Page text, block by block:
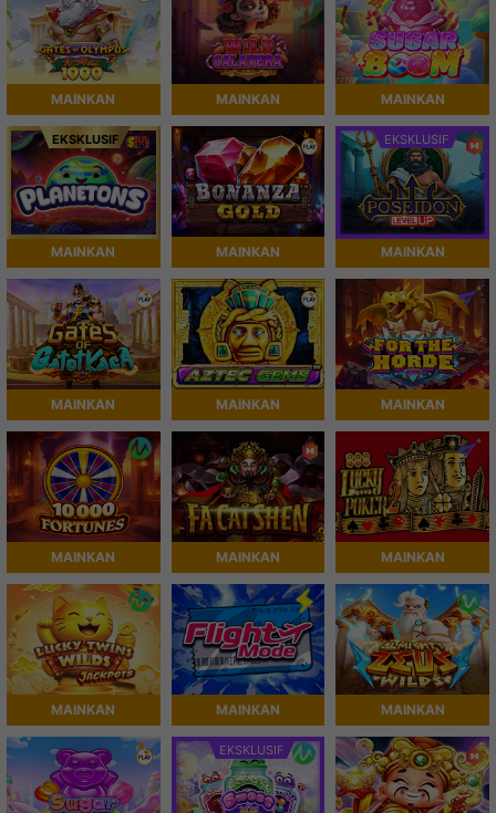
MAINKAN MAINKAN MAINKAN
EKSKLUSIF
MAINKAN MAINKAN
EKSKLUSIF
MAINKAN
MAINKAN MAINKAN MAINKAN
MAINKAN MAINKAN MAINKAN
MAINKAN MAINKAN MAINKAN
EKSKLUSIF